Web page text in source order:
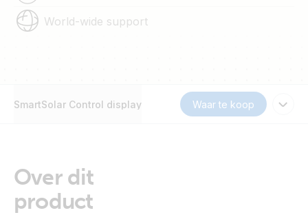
World-wide support
SmartSolar Control display Waar te koop
Over dit
product